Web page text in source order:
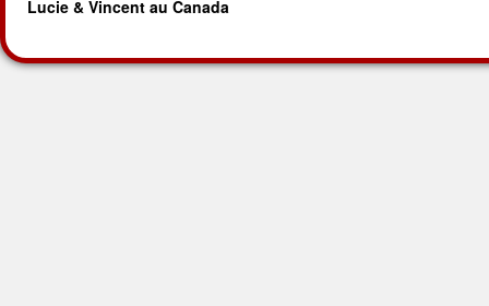
Lucie & Vincent au Canada